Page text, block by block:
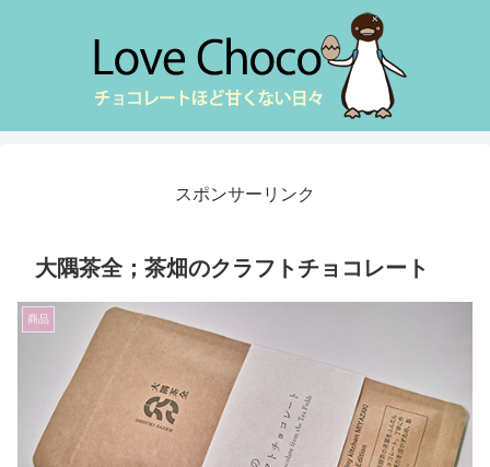
スポンサーリンク
大隅茶全；茶畑のクラフトチョコレート
商品